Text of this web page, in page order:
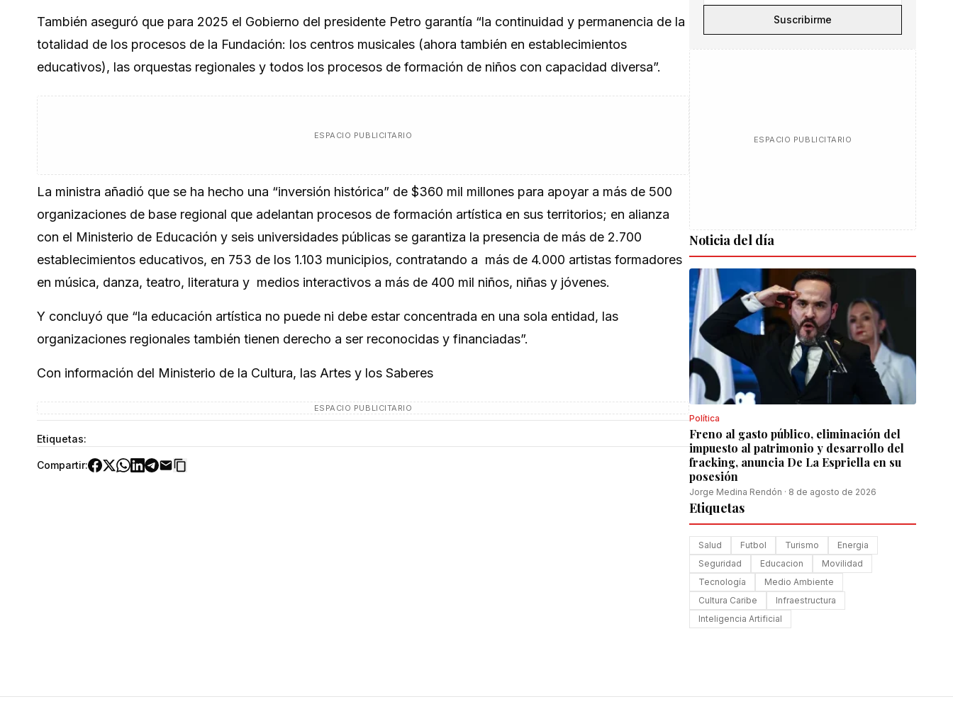
También aseguró que para 2025 el Gobierno del presidente Petro garantía “la continuidad y permanencia de la
totalidad de los procesos de la Fundación: los centros musicales (ahora también en establecimientos
educativos), las orquestas regionales y todos los procesos de formación de niños con capacidad diversa”.
ESPACIO PUBLICITARIO
La ministra añadió que se ha hecho una “inversión histórica” de $360 mil millones para apoyar a más de 500
organizaciones de base regional que adelantan procesos de formación artística en sus territorios; en alianza
con el Ministerio de Educación y seis universidades públicas se garantiza la presencia de más de 2.700
establecimientos educativos, en 753 de los 1.103 municipios, contratando a más de 4.000 artistas formadores
en música, danza, teatro, literatura y medios interactivos a más de 400 mil niños, niñas y jóvenes.
Y concluyó que “la educación artística no puede ni debe estar concentrada en una sola entidad, las
organizaciones regionales también tienen derecho a ser reconocidas y financiadas”.
Con información del Ministerio de la Cultura, las Artes y los Saberes
ESPACIO PUBLICITARIO
Etiquetas:
Compartir:
Suscribirme
ESPACIO PUBLICITARIO
Noticia del día
Política
Freno al gasto público, eliminación del
impuesto al patrimonio y desarrollo del
fracking, anuncia De La Espriella en su
posesión
Jorge Medina Rendón · 8 de agosto de 2026
Etiquetas
Salud Futbol Turismo
Energia
Seguridad
Educacion
Movilidad
Tecnología
Medio Ambiente
Cultura Caribe
Infraestructura
Inteligencia Artificial